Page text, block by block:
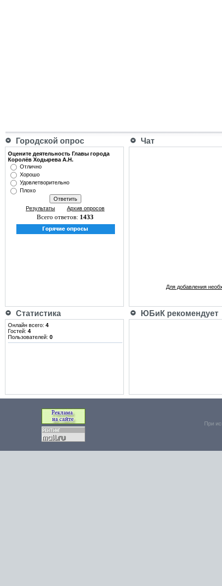
Городской опрос Чат
Оцените деятельность Главы города
Королёв Ходырева А.Н.
Отлично
Хорошо
Удовлетворительно
Плохо
Результаты Архив опросов
Всего ответов: 1433
Для добавления
Статистика ЮБиК рекомендует
Онлайн всего: 4
Гостей: 4
Пользователей: 0
При